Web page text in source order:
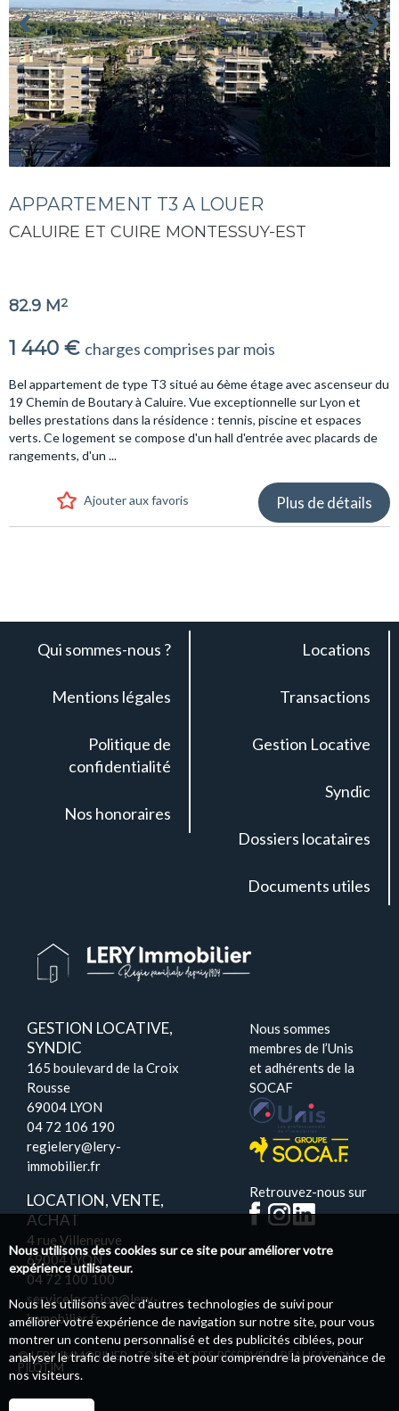
APPARTEMENT T3 A LOUER
CALUIRE ET CUIRE MONTESSUY-EST
82.9 M2
1 440 € charges comprises par mois
Bel appartement de type T3 situé au 6ème étage avec ascenseur du
19 Chemin de Boutary à Caluire. Vue exceptionnelle sur Lyon et
belles prestations dans la résidence : tennis, piscine et espaces
verts. Ce logement se compose d'un hall d'entrée avec placards de
rangements, d'un ...
Ajouter aux favoris Plus de détails
Qui sommes-nous ?
Mentions légales
Politique de
confidentialité
Nos honoraires
Locations
Transactions
Gestion Locative
Syndic
Dossiers locataires
Documents utiles
GESTION LOCATIVE,
SYNDIC
165 boulevard de la Croix
Rousse
69004 LYON
04 72 106 190
regielery@lery-
immobilier.fr
LOCATION, VENTE,
ACHAT
4 rue Villeneuve
69004 LYON
04 72 100 100
servicelocation@lery-
immobilier.fr
Nous sommes
membres de l’Unis
et adhérents de la
SOCAF
Retrouvez-nous sur
© LERY IMMOBILIER - TOUS DROITS RÉSERVÉS - RÉALISATION :
PILOTIM
Nous utilisons des cookies sur ce site pour améliorer votre
expérience utilisateur.
Nous les utilisons avec d'autres technologies de suivi pour
améliorer votre expérience de navigation sur notre site, pour vous
montrer un contenu personnalisé et des publicités ciblées, pour
analyser le trafic de notre site et pour comprendre la provenance de
nos visiteurs.